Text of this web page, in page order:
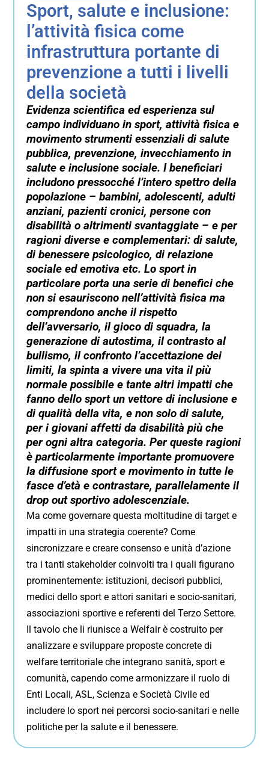
Sport, salute e inclusione:
l’attività fisica come
infrastruttura portante di
prevenzione a tutti i livelli
della società
Evidenza scientifica ed esperienza sul
campo individuano in sport, attività fisica e
movimento strumenti essenziali di salute
pubblica, prevenzione, invecchiamento in
salute e inclusione sociale. I beneficiari
includono pressocché l’intero spettro della
popolazione – bambini, adolescenti, adulti
anziani, pazienti cronici, persone con
disabilità o altrimenti svantaggiate – e per
ragioni diverse e complementari: di salute,
di benessere psicologico, di relazione
sociale ed emotiva etc. Lo sport in
particolare porta una serie di benefici che
non si esauriscono nell’attività fisica ma
comprendono anche il rispetto
dell’avversario, il gioco di squadra, la
generazione di autostima, il contrasto al
bullismo, il confronto l’accettazione dei
limiti, la spinta a vivere una vita il più
normale possibile e tante altri impatti che
fanno dello sport un vettore di inclusione e
di qualità della vita, e non solo di salute,
per i giovani affetti da disabilità più che
per ogni altra categoria. Per queste ragioni
è particolarmente importante promuovere
la diffusione sport e movimento in tutte le
fasce d’età e contrastare, parallelamente il
drop out sportivo adolescenziale.
Ma come governare questa moltitudine di target e
impatti in una strategia coerente? Come
sincronizzare e creare consenso e unità d’azione
tra i tanti stakeholder coinvolti tra i quali figurano
prominentemente: istituzioni, decisori pubblici,
medici dello sport e attori sanitari e socio-sanitari,
associazioni sportive e referenti del Terzo Settore.
Il tavolo che li riunisce a Welfair è costruito per
analizzare e sviluppare proposte concrete di
welfare territoriale che integrano sanità, sport e
comunità, capendo come armonizzare il ruolo di
Enti Locali, ASL, Scienza e Società Civile ed
includere lo sport nei percorsi socio-sanitari e nelle
politiche per la salute e il benessere.